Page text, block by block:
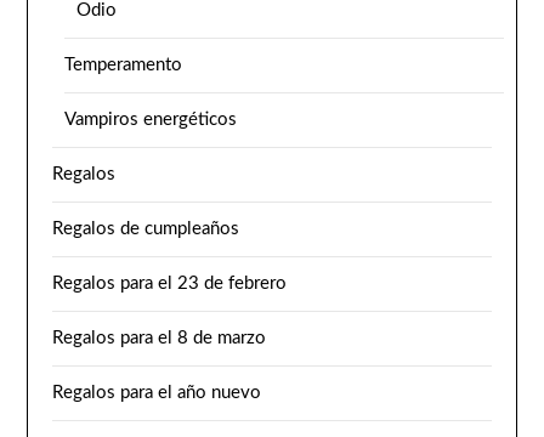
Odio
Temperamento
Vampiros energéticos
Regalos
Regalos de cumpleaños
Regalos para el 23 de febrero
Regalos para el 8 de marzo
Regalos para el año nuevo